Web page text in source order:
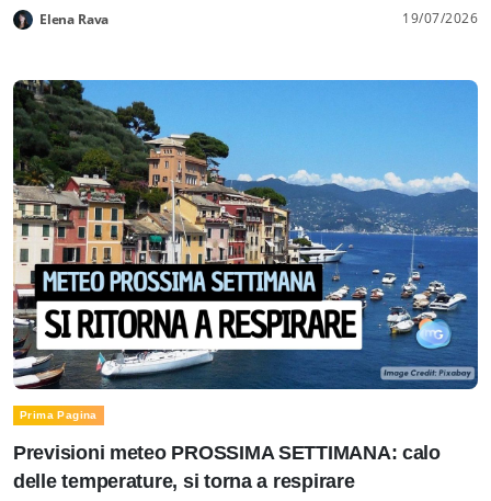
Elena Rava 19/07/2026
Prima Pagina
Previsioni meteo PROSSIMA SETTIMANA: calo
delle temperature, si torna a respirare